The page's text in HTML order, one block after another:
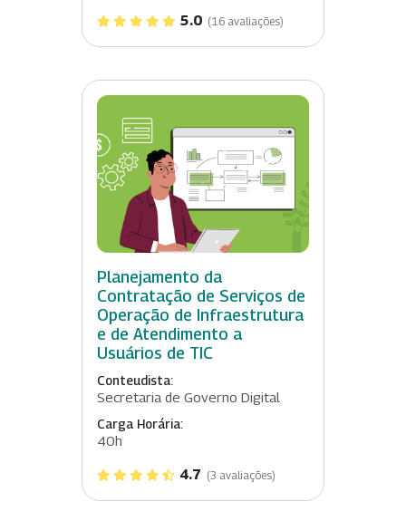
5.0 (16 avaliações)
Planejamento da
Contratação de Serviços de
Operação de Infraestrutura
e de Atendimento a
Usuários de TIC
Conteudista:
Secretaria de Governo Digital
Carga Horária:
40h
4.7 (3 avaliações)